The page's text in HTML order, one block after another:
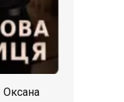
Оксана